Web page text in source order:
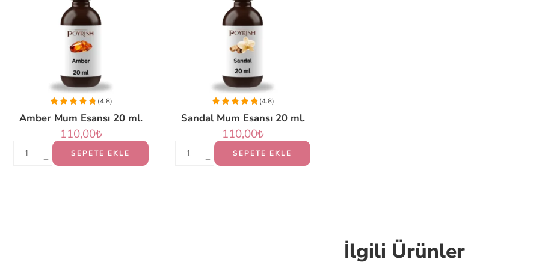
Amber Mum Esansı 20 ml.
(4.8)
110,00₺
SEPETE EKLE
Sandal Mum Esansı 20 ml.
(4.8)
110,00₺
SEPETE EKLE
İlgili Ürünler